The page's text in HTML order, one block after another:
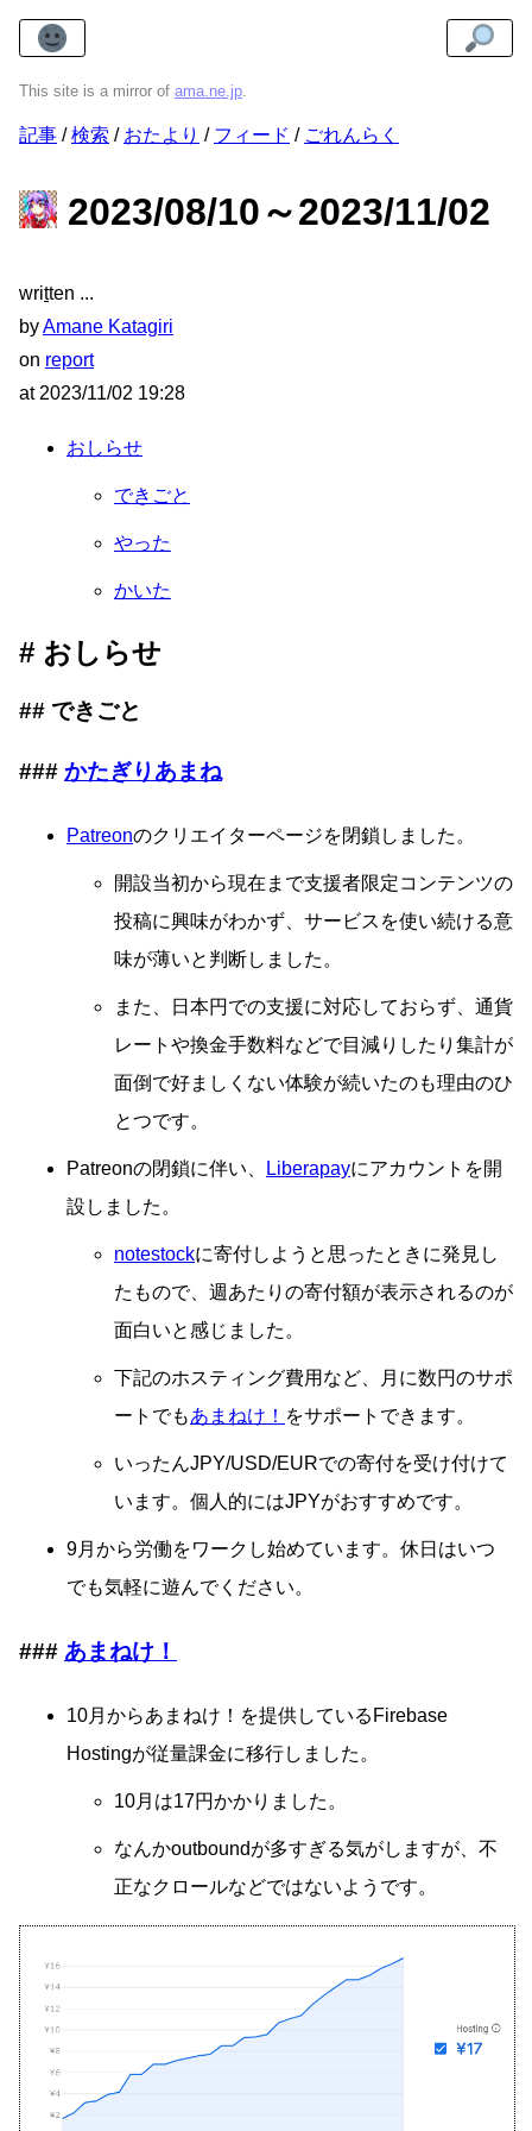
This site is a mirror of ama.ne.jp.
記事 検索 おたより フィード ごれんらく
2023/08/10～2023/11/02
written
byAmane Katagiri
on report
at 2023/11/02 19:28
おしらせ
できごと
やった
かいた
おしらせ
できごと
かたぎりあまね
Patreonのクリエイターページを閉鎖しました。
開設当初から現在まで支援者限定コンテンツの
投稿に興味がわかず、サービスを使い続ける意
味が薄いと判断しました。
また、日本円での支援に対応しておらず、通貨
レートや換金手数料などで目減りしたり集計が
面倒で好ましくない体験が続いたのも理由のひ
とつです。
Patreonの閉鎖に伴い、 Liberapayにアカウントを開
設しました。
notestockに寄付しようと思ったときに発見し
たもので、週あたりの寄付額が表示されるのが
面白いと感じました。
下記のホスティング費用など、月に数円のサポ
ートでもあまねけ！ をサポートできます。
いったんJPY/USD/EURでの寄付を受け付けて
います。個人的にはJPYがおすすめです。
9月から労働をワークし始めています。休日はいつ
でも気軽に遊んでください。
あまねけ！
10月からあまねけ！を提供しているFirebase
Hostingが従量課金に移行しました。
10月は17円かかりました。
なんかoutboundが多すぎる気がしますが、不
正なクロールなどではないようです。